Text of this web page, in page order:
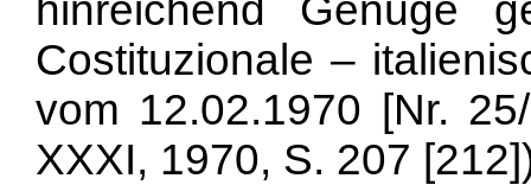
hinreichend Genüge
Costituzionale –
vom 12.02.1970 [Nr.
XXXI, 1970, S. 207